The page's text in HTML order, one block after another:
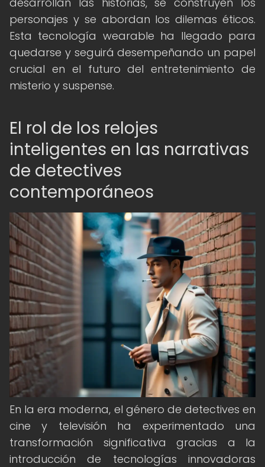
personajes y se abordan los dilemas éticos.
Esta tecnología wearable ha llegado para
quedarse y seguirá desempeñando un papel
crucial en el futuro del entretenimiento de
misterio y suspense.
El rol de los relojes
inteligentes en las narrativas
de detectives
contemporáneos
En la era moderna, el género de detectives en
cine y televisión ha experimentado una
transformación significativa gracias a la
introducción de tecnologías innovadoras